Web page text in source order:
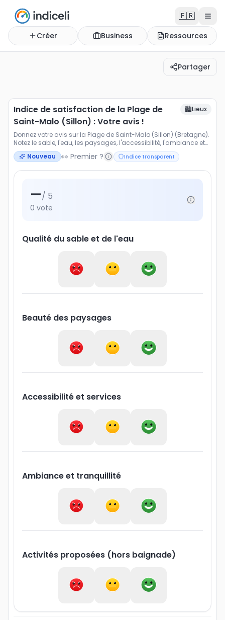
🇫🇷
Créer Business Ressources
Partager
Indice de satisfaction de la Plage de Saint-Malo
Donnez votre avis sur la Plage de Saint-Malo (Sillon)
Indice de satisfaction de la Plage de
Saint-Malo (Sillon) : Votre avis !
🏙️Lieux
Donnez votre avis sur la Plage de Saint-Malo (Sillon) (Bretagne).
Notez le sable, l'eau, les paysages, l'accessibilité, l'ambiance et
les activités proposées.
Nouveau 👀 Premier ? Indice transparent
—/ 5
0 vote
Qualité du sable et de l'eau
Beauté des paysages
Accessibilité et services
Ambiance et tranquillité
Activités proposées (hors baignade)